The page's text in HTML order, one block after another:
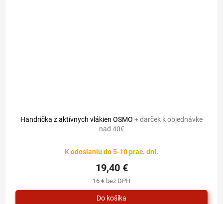
Handrička z aktívnych vlákien OSMO + darček k objednávke
nad 40€
K odoslaniu do 5-10 prac. dní.
16 € bez DPH
19,40 €